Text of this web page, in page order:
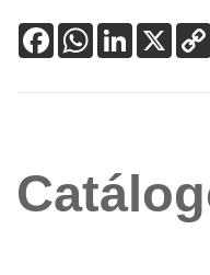
FacebookWhatsApp
LinkedIn
X